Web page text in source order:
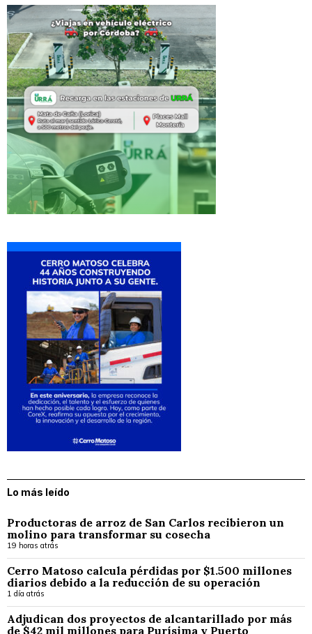
Lo más leído
Productoras de arroz de San Carlos recibieron un
molino para transformar su cosecha
19 horas atrás
Cerro Matoso calcula pérdidas por $1.500 millones
diarios debido a la reducción de su operación
1 día atrás
Adjudican dos proyectos de alcantarillado por más
de $42 mil millones para Purísima y Puerto